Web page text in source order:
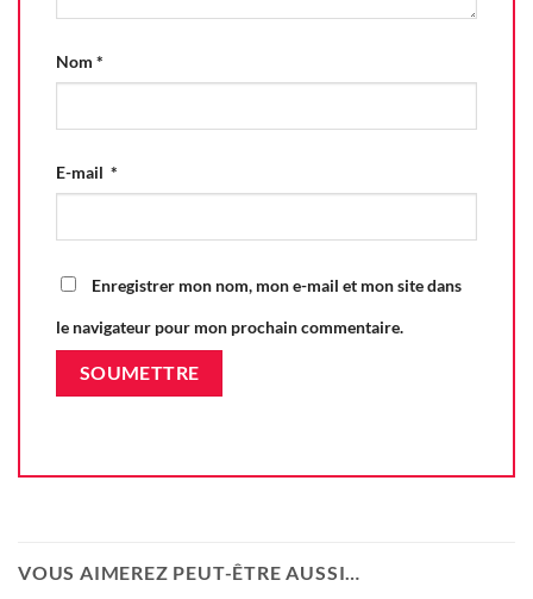
Nom *
E-mail *
Enregistrer mon nom, mon e-mail et mon site dans
le navigateur pour mon prochain commentaire.
VOUS AIMEREZ PEUT-ÊTRE AUSSI…